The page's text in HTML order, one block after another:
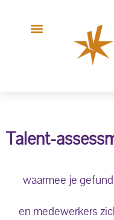
Talent-
waarmee je
en medewerkers